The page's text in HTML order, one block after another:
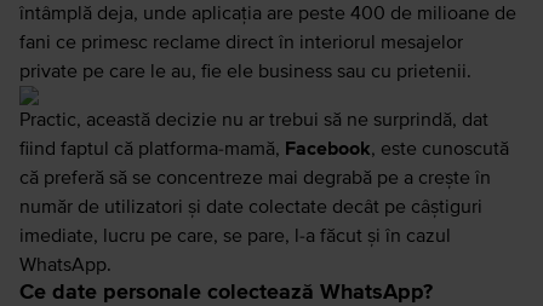
întâmplă deja, unde aplicația are peste 400 de milioane de
fani ce primesc reclame direct în interiorul mesajelor
private pe care le au, fie ele business sau cu prietenii.
Practic, această decizie nu ar trebui să ne surprindă, dat
fiind faptul că platforma-mamă, Facebook, este cunoscută
că preferă să se concentreze mai degrabă pe a crește în
număr de utilizatori și date colectate decât pe câștiguri
imediate, lucru pe care, se pare, l-a făcut și în cazul
WhatsApp.
Ce date personale colectează WhatsApp?